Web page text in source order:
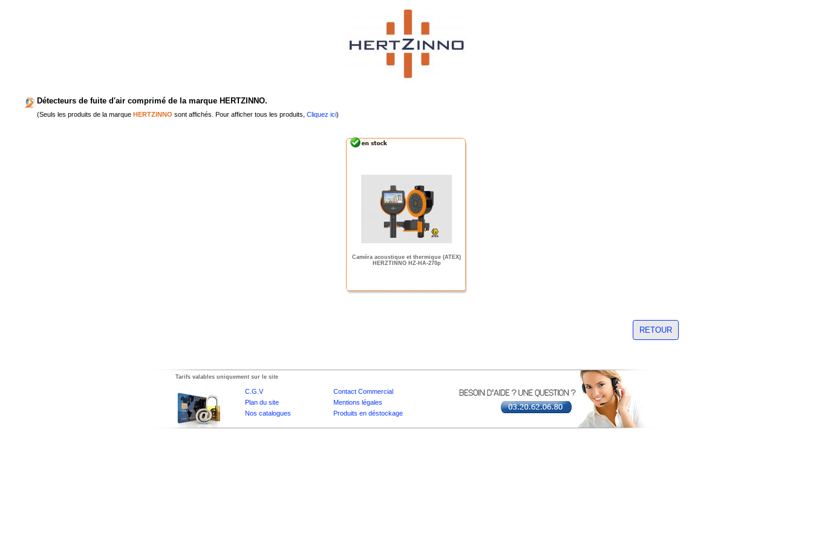
Détecteurs de fuite d'air comprimé de la marque HERTZINNO.
(Seuls les produits de la marque HERTZINNO sont affichés. Pour afficher tous les produits, Cliquez ici)
Caméra acoustique et thermique (ATEX)
HERZTINNO HZ-HA-270p
RETOUR
Tarifs valables uniquement sur le site
C.G.V
Contact Commercial
Plan du site
Mentions légales
Nos catalogues
Produits en déstockage